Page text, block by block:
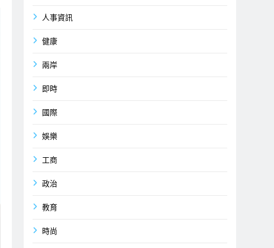
人事資訊
健康
兩岸
即時
國際
娛樂
工商
政治
教育
時尚